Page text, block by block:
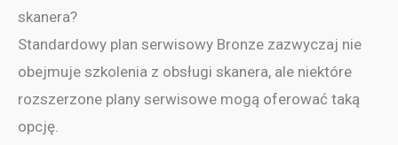
skanera?
Standardowy plan serwisowy Bronze zazwyczaj nie
obejmuje szkolenia z obsługi skanera, ale niektóre
rozszerzone plany serwisowe mogą oferować taką
opcję.